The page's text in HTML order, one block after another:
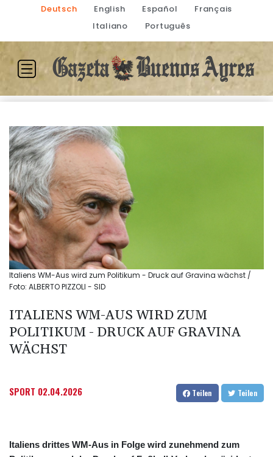
Deutsch English Español
Français
Italiano
Português
Italiens WM-Aus wird zum Politikum - Druck auf Gravina wächst /
Foto: ALBERTO PIZZOLI - SID
ITALIENS WM-AUS WIRD ZUM
POLITIKUM - DRUCK AUF GRAVINA
WÄCHST
SPORT 02.04.2026 Teilen Teilen
Italiens drittes WM-Aus in Folge wird zunehmend zum